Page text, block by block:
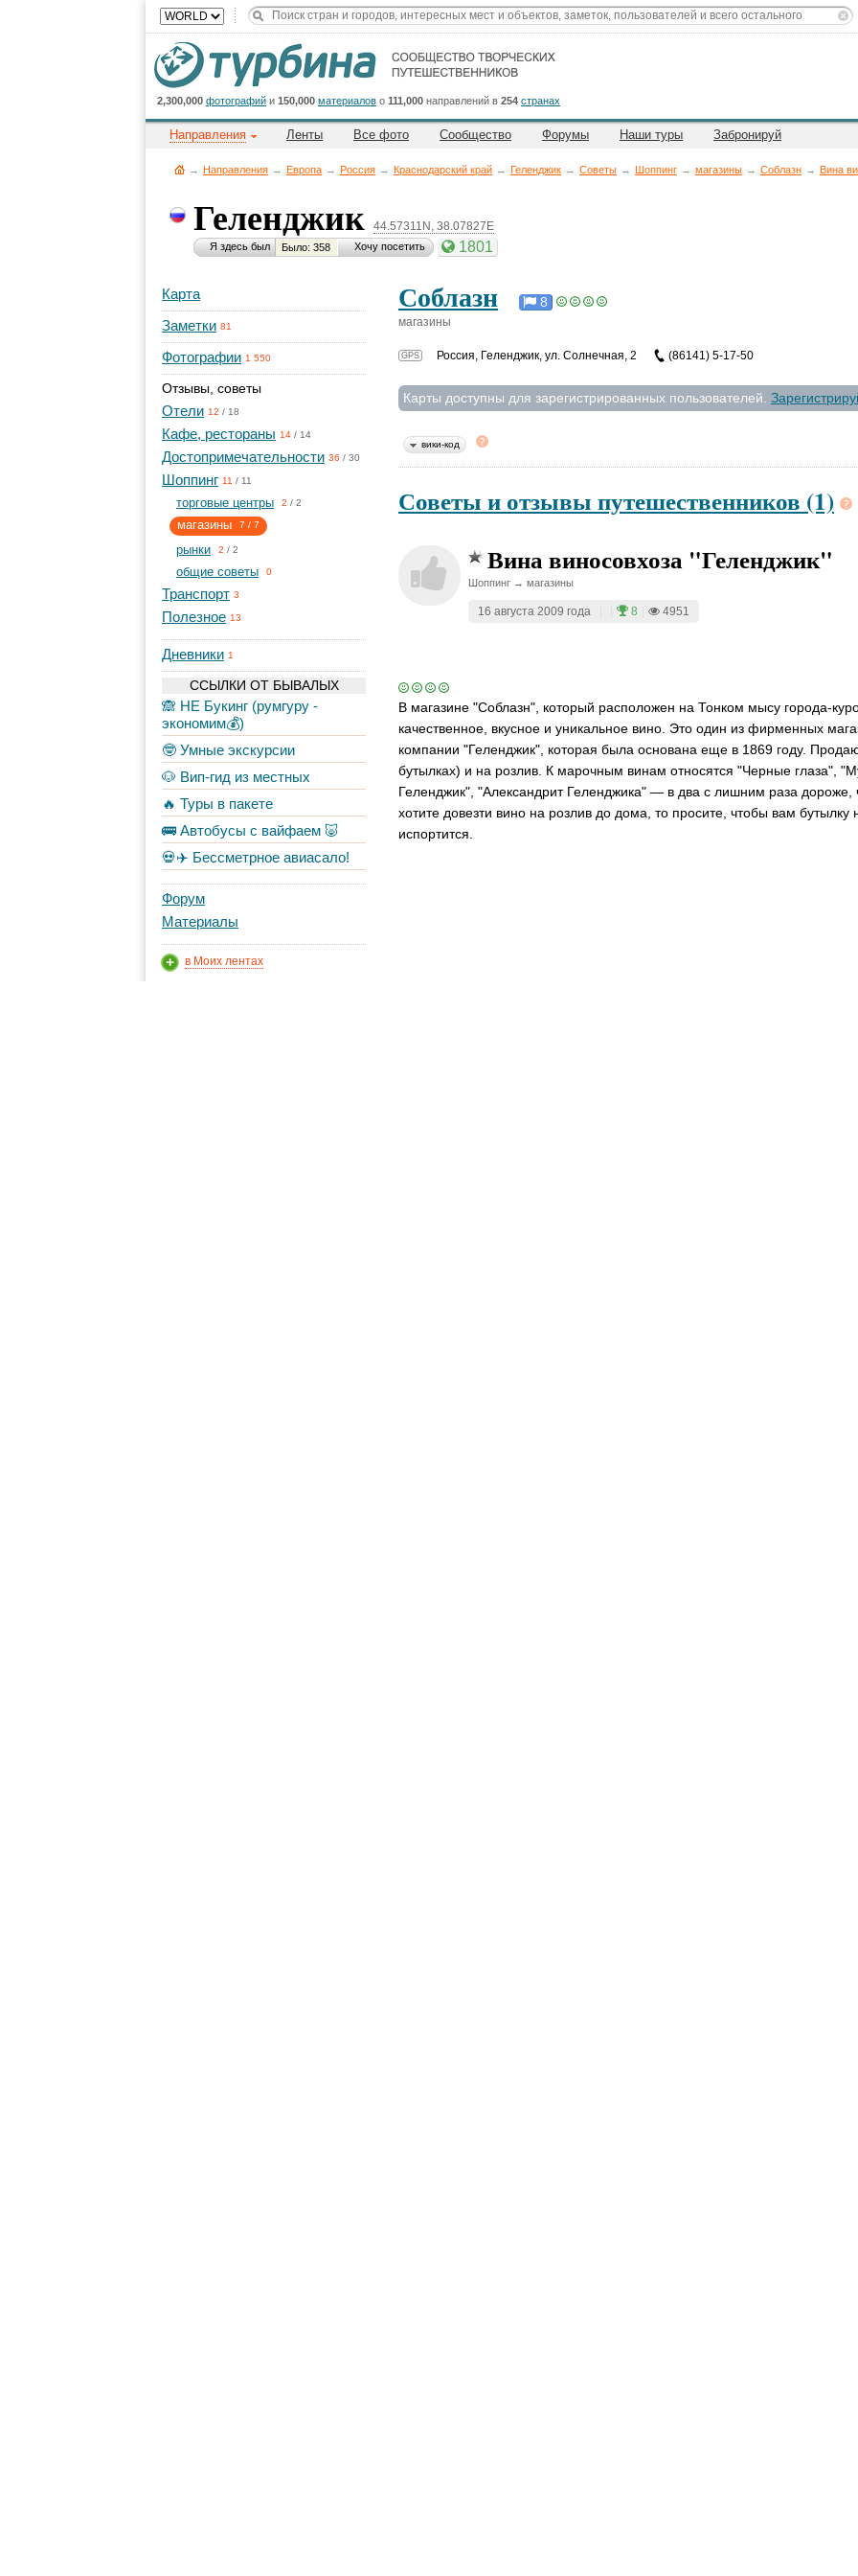
2,300,000 фотографий и 150,000 материалов о 111,000 направлений в 254 странах
Направления Ленты Все фото Сообщество Форумы Наши туры Забронируй
→ Направления → Европа → Россия → Краснодарский край → Геленджик → Советы → Шоппинг → магазины → Соблазн → Вина
Геленджик 44.57311N, 38.07827E
Я здесь был Было: 358 Хочу посетить 1801
Карта
Заметки 81
Фотографии 1 550
Отзывы, советы
Отели 12 / 18
Кафе, рестораны 14 / 14
Достопримечательности 36 / 30
Шоппинг 11 / 11
торговые центры 2 / 2
магазины 7 / 7
рынки 2 / 2
общие советы 0
Транспорт 3
Полезное 13
Дневники 1
ССЫЛКИ ОТ БЫВАЛЫХ
🙈 НЕ Букинг (румгуру -
экономим💰)
🤓 Умные экскурсии
🐶 Вип-гид из местных
🔥 Туры в пакете
🚌 Автобусы с вайфаем 🐷
💀✈️ Бессметрное авиасало!
Форум
Материалы
в Моих лентах
Соблазн 8
магазины
GPS Россия, Геленджик, ул. Солнечная, 2 (86141) 5-17-50
Карты доступны для зарегистрированных пользователей.
вики-код
Советы и отзывы путешественников (1)
Вина виносовхоза "Геленджик"
Шоппинг → магазины
16 августа 2009 года 8 4951
В магазине "Соблазн", который расположен на Тонком мысу города-
качественное, вкусное и уникальное вино. Это один из фирменных
компании "Геленджик", которая была основана еще в 1869 году.
бутылках) и на розлив. К марочным винам относятся "Черные глаза",
Геленджик", "Александрит Геленджика" — в два с лишним раза
хотите довезти вино на розлив до дома, то просите, чтобы вам
испортится.